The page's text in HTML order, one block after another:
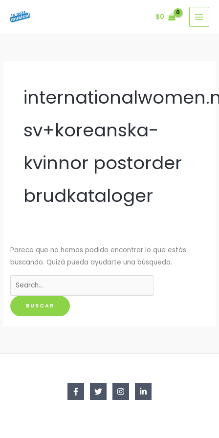
$0
sv+koreanska-
kvinnor postorder
brudkataloger
Parece que no hemos podido encontrar lo que estás
buscando. Quizá pueda ayudarte una búsqueda.
Buscar
por: